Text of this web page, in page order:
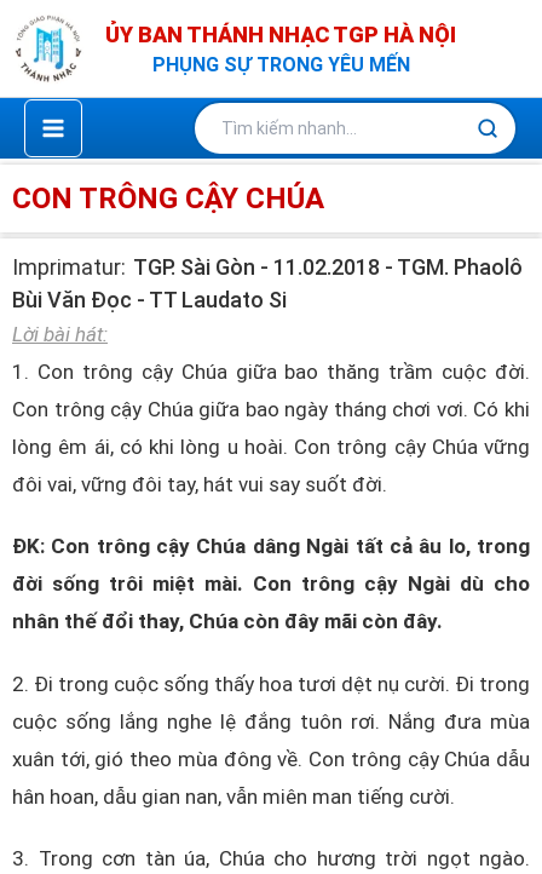
Nhảy
tới
nội
dung
ỦY BAN THÁNH NHẠC TGP HÀ NỘI
PHỤNG SỰ TRONG YÊU MẾN
CON TRÔNG CẬY CHÚA
Imprimatur: TGP. Sài Gòn - 11.02.2018 - TGM. Phaolô
Bùi Văn Đọc - TT Laudato Si
Lời bài hát:
1. Con trông cậy Chúa giữa bao thăng trầm cuộc đời.
Con trông cậy Chúa giữa bao ngày tháng chơi vơi. Có khi
lòng êm ái, có khi lòng u hoài. Con trông cậy Chúa vững
đôi vai, vững đôi tay, hát vui say suốt đời.
ĐK: Con trông cậy Chúa dâng Ngài tất cả âu lo, trong
đời sống trôi miệt mài. Con trông cậy Ngài dù cho
nhân thế đổi thay, Chúa còn đây mãi còn đây.
2. Đi trong cuộc sống thấy hoa tươi dệt nụ cười. Đi trong
cuộc sống lắng nghe lệ đắng tuôn rơi. Nắng đưa mùa
xuân tới, gió theo mùa đông về. Con trông cậy Chúa dẫu
hân hoan, dẫu gian nan, vẫn miên man tiếng cười.
3. Trong cơn tàn úa, Chúa cho hương trời ngọt ngào.